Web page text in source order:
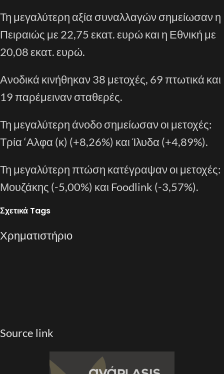
Τη μεγαλύτερη αξία συναλλαγών σημείωσαν η
Πειραιώς με 22,75 εκατ. ευρώ και η Εθνική με
20,08 εκατ. ευρώ.
Ανοδικά κινήθηκαν 38 μετοχές, 69 πτωτικά και
19 παρέμειναν σταθερές.
Τη μεγαλύτερη άνοδο σημείωσαν οι μετοχές:
Τρία ‘Αλφα (κ) (+8,26%) και Ίλυδα (+4,89%).
Τη μεγαλύτερη πτώση κατέγραψαν οι μετοχές:
Μουζάκης (-5,00%) και Foodlink (-3,57%).
Σχετικά Tags
Χρηματιστήριο
Source link